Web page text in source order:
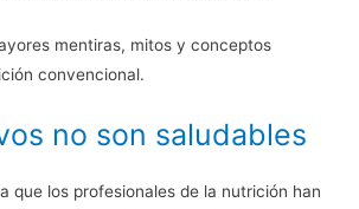
mentiras, mitos y conceptos
convencional.
no son saludables
que los profesionales de la nutrición han